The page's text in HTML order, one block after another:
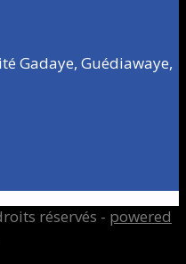
Gadaye, Guédiawaye,
réservés - powered